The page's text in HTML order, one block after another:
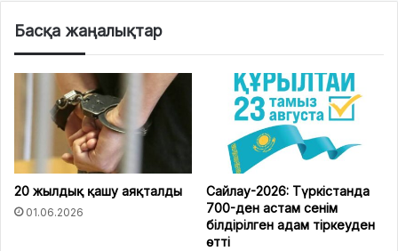
Басқа жаңалықтар
20 жылдық қашу аяқталды
01.06.2026
Сайлау-2026: Түркістанда
700-ден астам сенім
білдірілген адам тіркеуден
өтті